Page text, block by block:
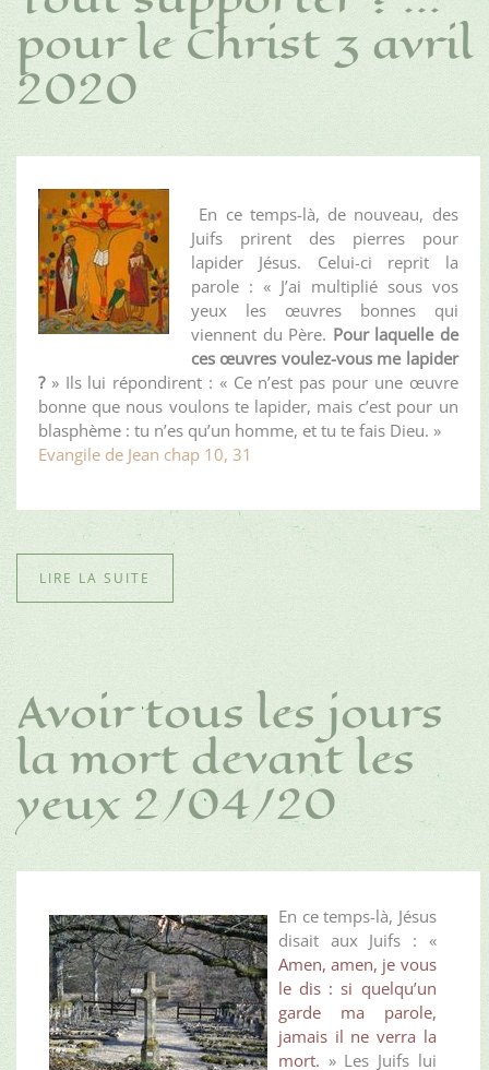
pour le Christ 3 avril
2020
En ce temps-là, de nouveau, des
Juifs prirent des pierres pour
lapider Jésus. Celui-ci reprit la
parole : « J’ai multiplié sous vos
yeux les œuvres bonnes qui
viennent du Père. Pour laquelle de
ces œuvres voulez-vous me lapider
?» Ils lui répondirent : « Ce n’est pas pour une œuvre
bonne que nous voulons te lapider, mais c’est pour un
blasphème : tu n’es qu’un homme, et tu te fais Dieu. »
Evangile de Jean chap 10, 31
LIRE LA SUITE
Avoir tous les jours
la mort devant les
yeux 2/04/20
En ce temps-là, Jésus
disait aux Juifs : «
Amen, amen, je vous
le dis : si quelqu’un
garde ma parole,
jamais il ne verra la
mort. » Les Juifs lui